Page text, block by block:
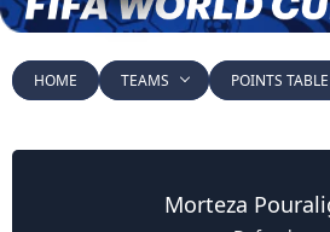
HOME TEAMS POINTS TABLE
Defender